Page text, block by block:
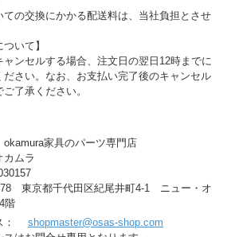
の交換にかかる配送料は、当社負担とさせ
いて】
ンセルする場合、注文日の翌日12時までに
さい。なお、お支払い完了後のキャンセル
了承ください。
家具のパーツ専門店
ムラ
東京都千代田区紀尾井町4-1 ニュー・オ
階
： shopmaster@osas-shop.com